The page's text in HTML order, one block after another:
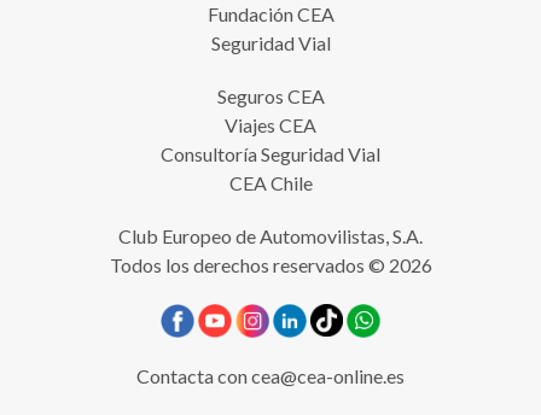
Fundación CEA
Seguridad Vial
Seguros CEA
Viajes CEA
Consultoría Seguridad Vial
CEA Chile
Club Europeo de Automovilistas, S.A.
Todos los derechos reservados © 2026
Contacta concea@cea-online.es